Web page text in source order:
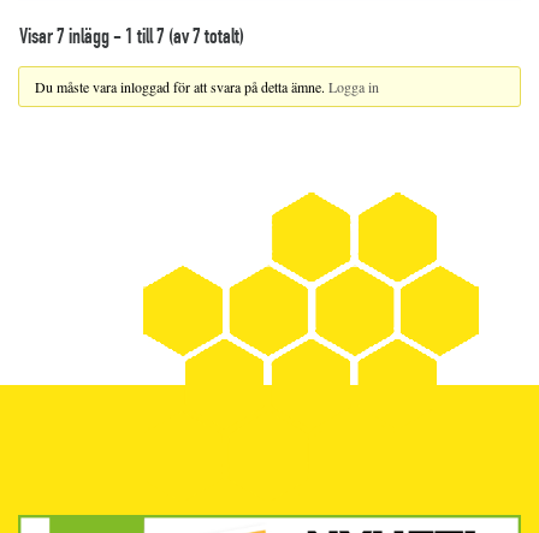
Visar 7 inlägg - 1 till 7 (av 7 totalt)
Du måste vara inloggad för att svara på detta ämne. Logga in